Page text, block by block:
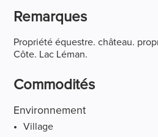
Remarques
Propriété équestre. château.
Côte. Lac Léman.
Commodités
Environnement
Village